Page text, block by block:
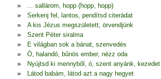
... sallárom, hopp (hopp, hopp)
Serkenj fel, lantos, pendítsd citerádat
A kis Jézus megszületett, örvendjünk
Szent Péter siralma
E világban sok a bánat, szenvedés
Ó, halandó, bűnös ember, nézz oda
Nyújtsd ki mennyből, ó, szent anyánk, kezedet
Látod babám, látod azt a nagy hegyet